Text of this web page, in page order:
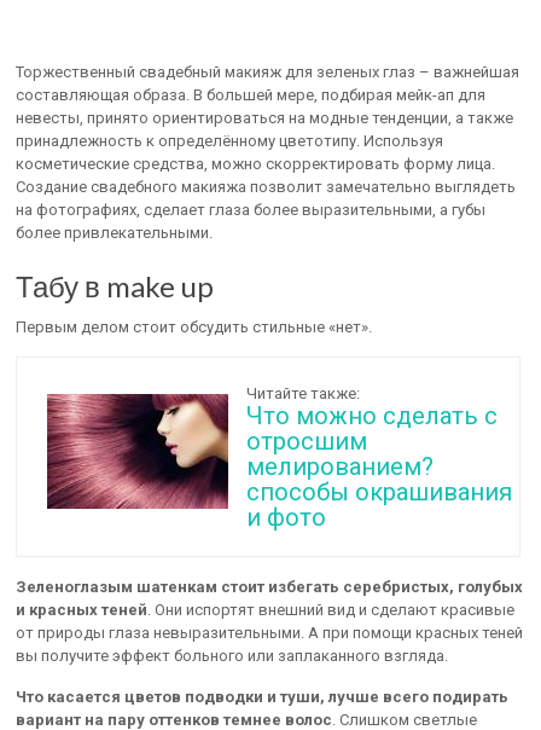
Торжественный свадебный макияж для зеленых глаз – важнейшая
составляющая образа. В большей мере, подбирая мейк-ап для
невесты, принято ориентироваться на модные тенденции, а также
принадлежность к определённому цветотипу. Используя
косметические средства, можно скорректировать форму лица.
Создание свадебного макияжа позволит замечательно выглядеть
на фотографиях, сделает глаза более выразительными, а губы
более привлекательными.
Табу в make up
Первым делом стоит обсудить стильные «нет».
Читайте также:
Что можно сделать с
отросшим
мелированием?
способы окрашивания
и фото
Зеленоглазым шатенкам стоит избегать серебристых, голубых
и красных теней . Они испортят внешний вид и сделают красивые
от природы глаза невыразительными. А при помощи красных теней
вы получите эффект больного или заплаканного взгляда.
Что касается цветов подводки и туши, лучше всего подирать
вариант на пару оттенков темнее волос . Слишком светлые